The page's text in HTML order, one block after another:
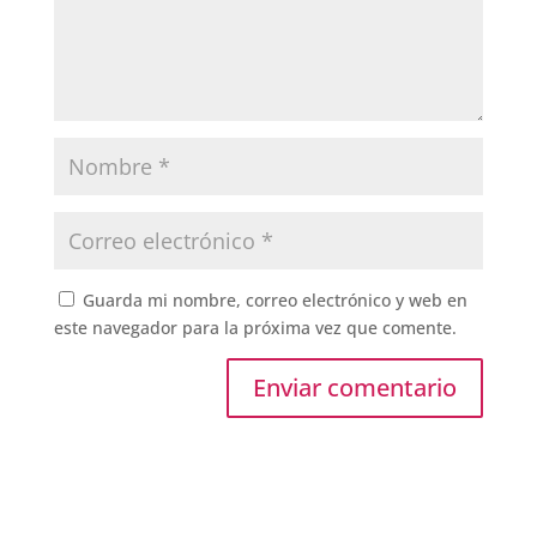
Guarda mi nombre, correo electrónico y web en
este navegador para la próxima vez que comente.